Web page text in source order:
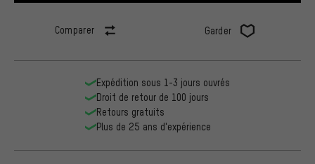
Comparer Garder
Expédition sous 1-3 jours ouvrés
Droit de retour de 100 jours
Retours gratuits
Plus de 25 ans d'expérience